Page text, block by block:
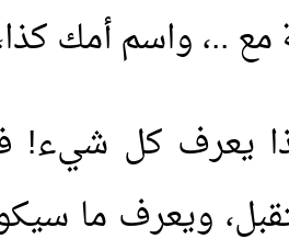
مع ..، واسم أمك
يعرف كل شيء!
ويعرف ما